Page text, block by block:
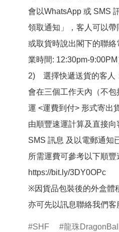
會以WhatsApp 或 SMS
領取通知」，客人可以帶
或取貨時說出閣下的聯
業時間: 12:30pm-9:00PM
2)　選擇快遞送貨的客
會在三個工作天內（不
運 <運費到付> 形式寄出
由順豐速運計算及直接
SMS 訊息 及以電郵通知
所需運費可參考以下順豐
https://bit.ly/3DY0OPc
※因貨品包裝後的外盒體
亦可先以訊息聯絡我們
SHF 龍珠DragonBall